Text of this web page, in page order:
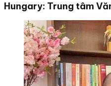
Hungary: Trung tâm